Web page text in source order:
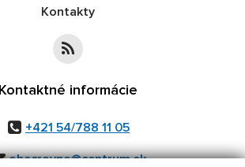
Kontakty
Kontaktné informácie
+421 54/788 11 05
obecrovne@centrum.sk